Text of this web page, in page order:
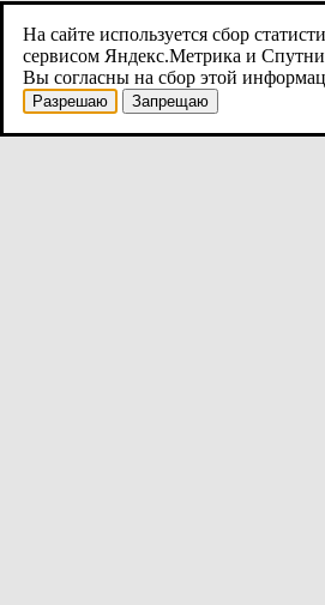
На сайте используется сбор
сервисом Яндекс.Метрика и
Вы согласны на сбор этой
Разрешаю Запрещаю